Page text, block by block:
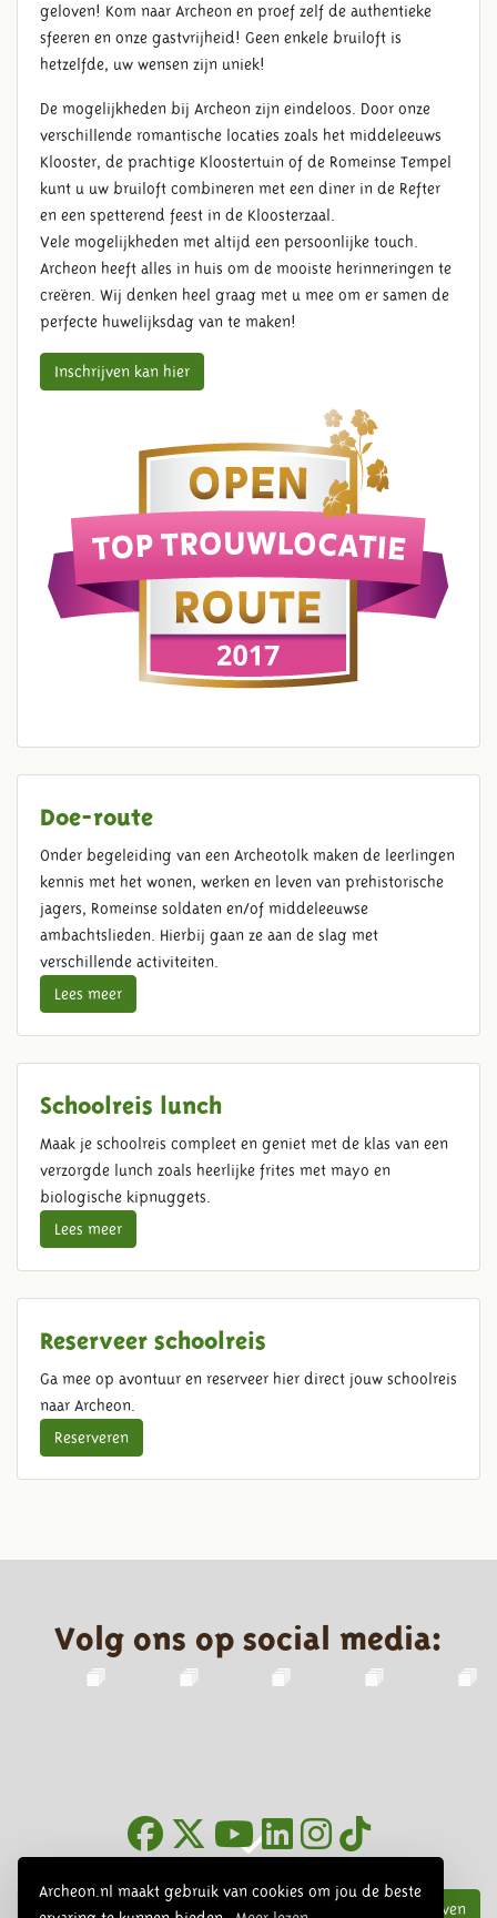
Archeon.nl maakt gebruik van cookies om jou de beste
geloven! Kom naar Archeon en proef zelf de authentieke
sfeeren en onze gastvrijheid! Geen enkele bruiloft is
hetzelfde, uw wensen zijn uniek!
De mogelijkheden bij Archeon zijn eindeloos. Door onze
verschillende romantische locaties zoals het middeleeuws
Klooster, de prachtige Kloostertuin of de Romeinse Tempel
kunt u uw bruiloft combineren met een diner in de Refter
en een spetterend feest in de Kloosterzaal.
Vele mogelijkheden met altijd een persoonlijke touch.
Archeon heeft alles in huis om de mooiste herinneringen te
creëren. Wij denken heel graag met u mee om er samen de
perfecte huwelijksdag van te maken!
Inschrijven kan hier
Doe-route
Onder begeleiding van een Archeotolk maken de leerlingen
kennis met het wonen, werken en leven van prehistorische
jagers, Romeinse soldaten en/of middeleeuwse
ambachtslieden. Hierbij gaan ze aan de slag met
verschillende activiteiten.
Lees meer
Schoolreis lunch
Maak je schoolreis compleet en geniet met de klas van een
verzorgde lunch zoals heerlijke frites met mayo en
biologische kipnuggets.
Lees meer
Reserveer schoolreis
Ga mee op avontuur en reserveer hier direct jouw schoolreis
naar Archeon.
Reserveren
Volg ons op social media:
Inschrijven